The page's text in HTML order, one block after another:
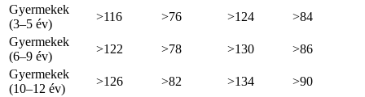
Gyermekek
(3–5 év)
>116 >76 >124
>84
Gyermekek
(6–9 év)
>122 >78 >130
>86
Gyermekek
(10–12 év)
>126 >82 >134
>90